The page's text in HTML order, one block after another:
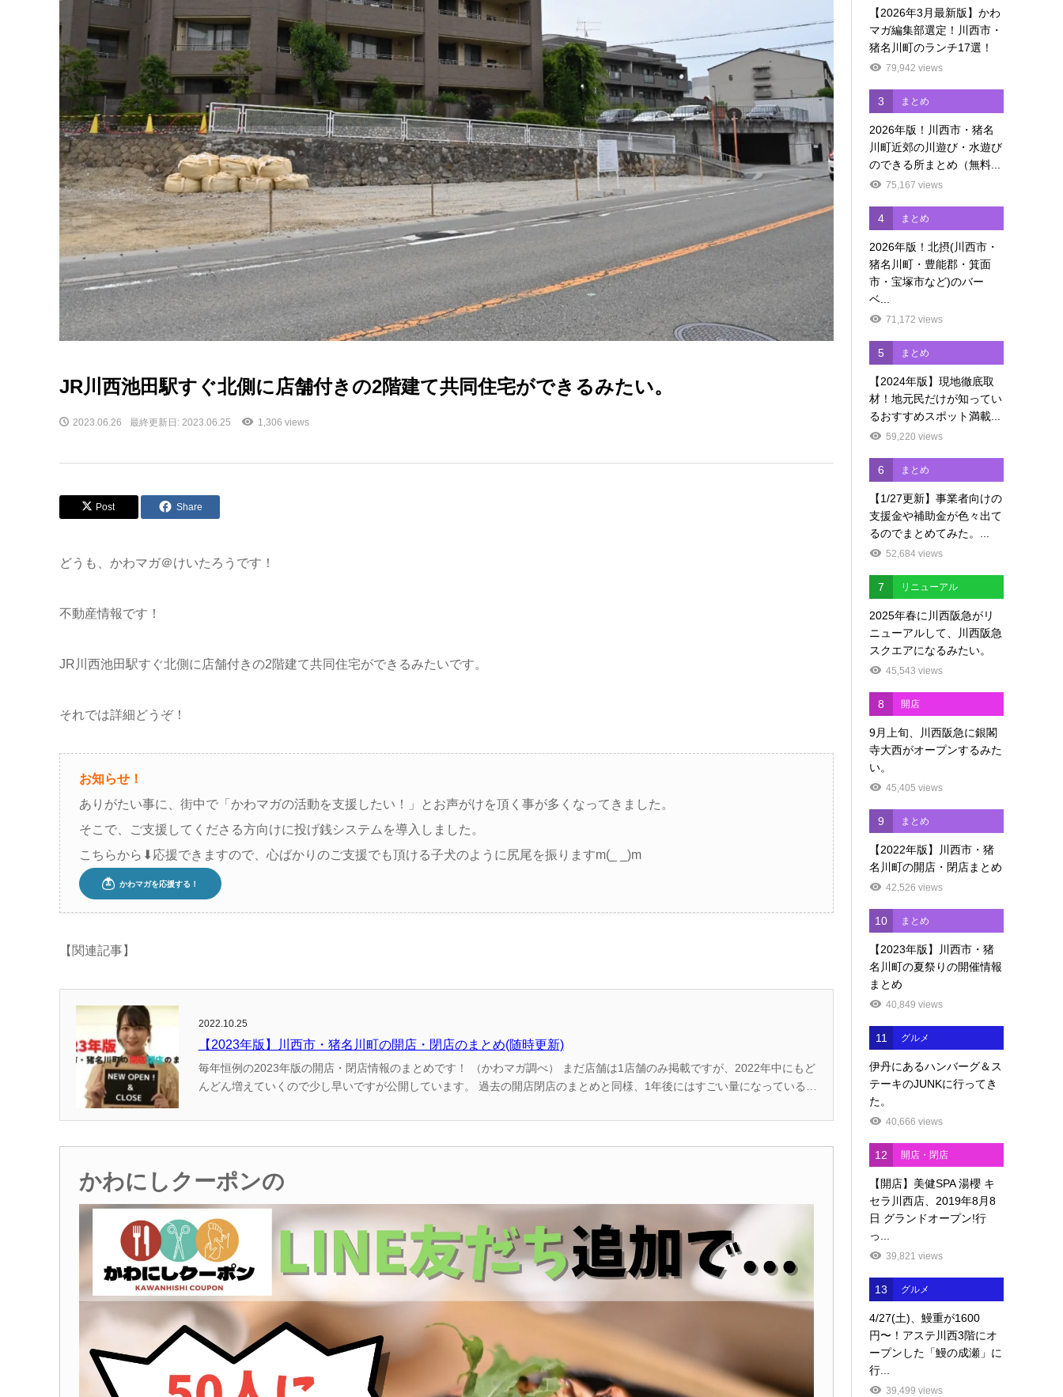
JR川西池田駅すぐ北側に店舗付きの2階建て共同住宅ができるみたい。
2023.06.26 最終更新日: 2023.06.25 1,306 views
Post Share
どうも、かわマガ＠けいたろうです！
不動産情報です！
JR川西池田駅すぐ北側に店舗付きの2階建て共同住宅ができるみたいです。
それでは詳細どうぞ！
お知らせ！
ありがたい事に、街中で「かわマガの活動を支援したい！」とお声がけを頂く事が多くなってきました。
そこで、ご支援してくださる方向けに投げ銭システムを導入しました。
こちらから⬇︎応援できますので、心ばかりのご支援でも頂ける子犬のように尻尾を振りますm(_ _)m
【関連記事】
2022.10.25
【2023年版】川西市・猪名川町の開店・閉店のまとめ(随時更新)
毎年恒例の2023年版の開店・閉店情報のまとめです！ （かわマガ調べ） まだ店舗は1店舗のみ掲載ですが、2022年中にもど
んどん増えていくので少し早いですが公開しています。 過去の開店閉店のまとめと同様、1年後にはすごい量になっているの
かわにしクーポンの
【2026年3月最新版】かわ
マガ編集部選定！川西市・
猪名川町のランチ17選！
79,942 views
3 まとめ
2026年版！川西市・猪名
川町近郊の川遊び・水遊び
のできる所まとめ（無料...
75,167 views
4 まとめ
2026年版！北摂(川西市・
猪名川町・豊能郡・箕面
市・宝塚市など)のバー
ベ...
71,172 views
5 まとめ
【2024年版】現地徹底取
材！地元民だけが知ってい
るおすすめスポット満載...
59,220 views
6 まとめ
【1/27更新】事業者向けの
支援金や補助金が色々出て
るのでまとめてみた。...
52,684 views
7 リニューアル
2025年春に川西阪急がリ
ニューアルして、川西阪急
スクエアになるみたい。
45,543 views
8 開店
9月上旬、川西阪急に銀閣
寺大西がオープンするみた
い。
45,405 views
9 まとめ
【2022年版】川西市・猪
名川町の開店・閉店まとめ
42,526 views
10 まとめ
【2023年版】川西市・猪
名川町の夏祭りの開催情報
まとめ
40,849 views
11 グルメ
伊丹にあるハンバーグ＆ス
テーキのJUNKに行ってき
た。
40,666 views
12 開店・閉店
【開店】美健SPA 湯櫻 キ
セラ川西店、2019年8月8
日 グランドオープン!行
っ...
39,821 views
13 グルメ
4/27(土)、鰻重が1600
円〜！アステ川西3階にオ
ープンした「鰻の成瀬」に
行...
39,499 views